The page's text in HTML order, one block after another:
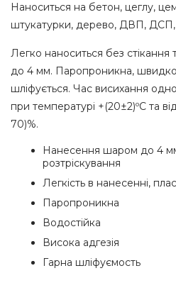
Наноситься на бетон, цеглу,
штукатурки, дерево, ДВП, ДСП,
Легко наноситься без стікання
до 4 мм. Паропроникна, швидко
шліфується. Час висихання
при температурі +(20±2)ºС та
70)%.
Нанесення шаром до 4 мм
розтріскування
Легкість в нанесенні,
Паропроникна
Водостійка
Висока адгезія
Гарна шліфуємость